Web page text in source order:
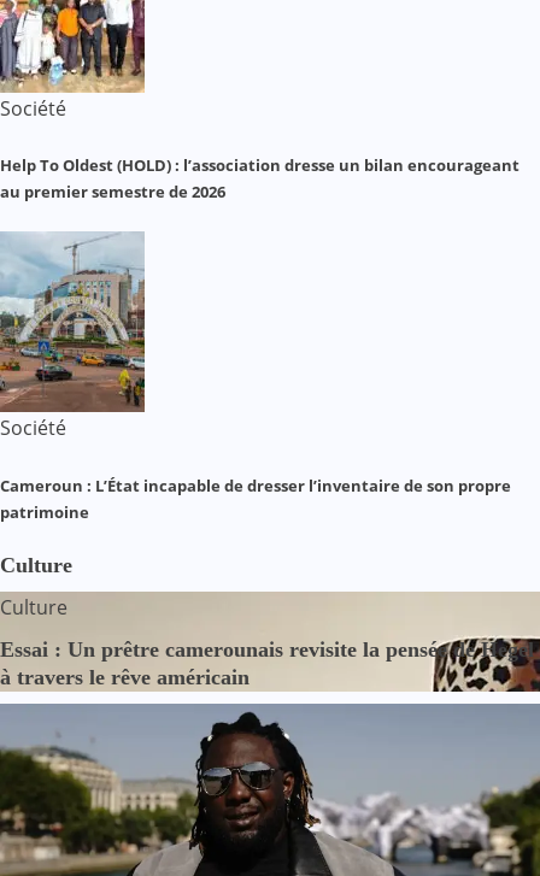
Société
Help To Oldest (HOLD) : l’association dresse un bilan encourageant
au premier semestre de 2026
Société
Cameroun : L’État incapable de dresser l’inventaire de son propre
patrimoine
Culture
Culture
Essai : Un prêtre camerounais revisite la pensée de Hegel
à travers le rêve américain